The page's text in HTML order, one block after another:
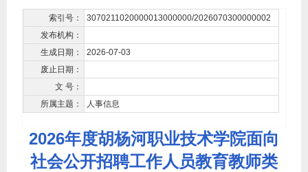
索引号：
3070211020000013000000/2026070300000002
发布机构：
生成日期：
2026-07-03
废止日期：
文 号：
所属主题：
人事信息
2026年度胡杨河职业技术学院面向
社会公开招聘工作人员教育教师类